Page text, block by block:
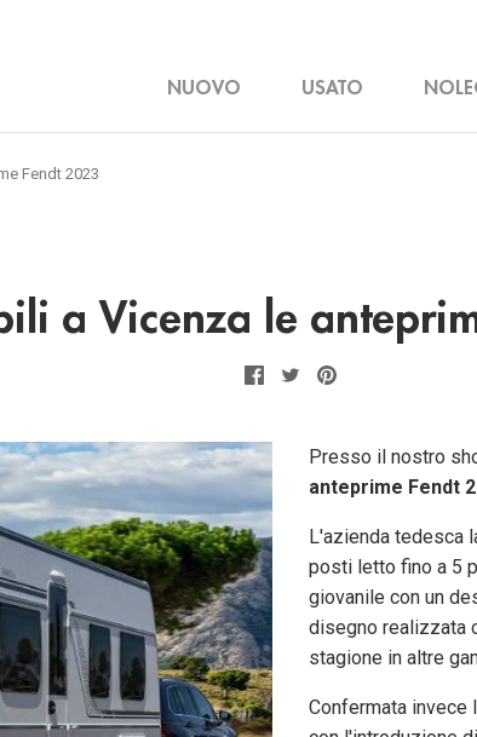
NUOVO USATO
Fendt 2023
a Vicenza le
Presso il nostro
anteprime Fendt
L'azienda tedesca
posti letto fino a 5
giovanile con un
disegno realizzata
stagione in altre
Confermata invece